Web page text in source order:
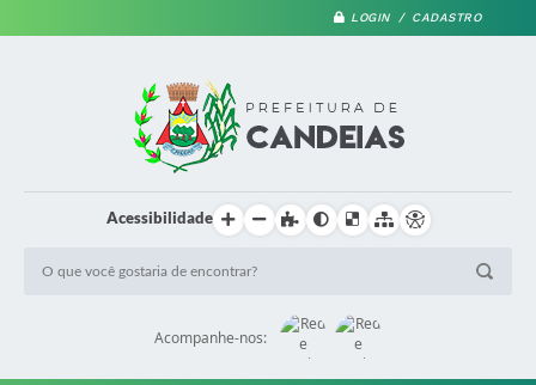
LOGIN / CADASTRO
Acessibilidade
Acompanhe-nos: